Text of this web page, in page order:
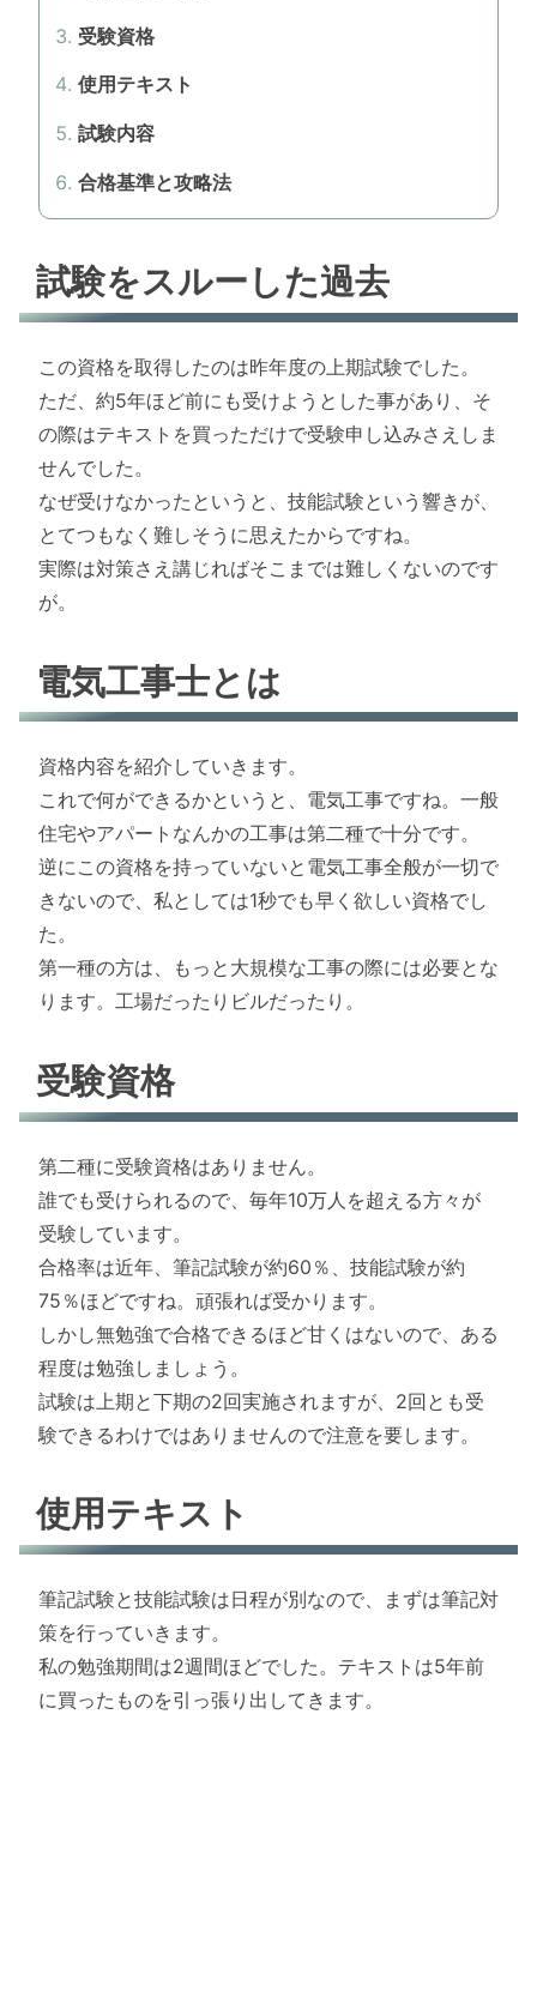
受験資格
使用テキスト
試験内容
合格基準と攻略法
試験をスルーした過去
この資格を取得したのは昨年度の上期試験でした。
ただ、約5年ほど前にも受けようとした事があり、そ
の際はテキストを買っただけで受験申し込みさえしま
せんでした。
なぜ受けなかったというと、技能試験という響きが、
とてつもなく難しそうに思えたからですね。
実際は対策さえ講じればそこまでは難しくないのです
が。
電気工事士とは
資格内容を紹介していきます。
これで何ができるかというと、電気工事ですね。一般
住宅やアパートなんかの工事は第二種で十分です。
逆にこの資格を持っていないと電気工事全般が一切で
きないので、私としては1秒でも早く欲しい資格でし
た。
第一種の方は、もっと大規模な工事の際には必要とな
ります。工場だったりビルだったり。
受験資格
第二種に受験資格はありません。
誰でも受けられるので、毎年10万人を超える方々が
受験しています。
合格率は近年、筆記試験が約60％、技能試験が約
75％ほどですね。頑張れば受かります。
しかし無勉強で合格できるほど甘くはないので、ある
程度は勉強しましょう。
試験は上期と下期の2回実施されますが、2回とも受
験できるわけではありませんので注意を要します。
使用テキスト
筆記試験と技能試験は日程が別なので、まずは筆記対
策を行っていきます。
私の勉強期間は2週間ほどでした。テキストは5年前
に買ったものを引っ張り出してきます。